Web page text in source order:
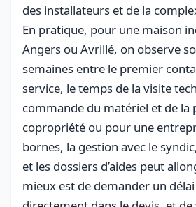
des installateurs et de la
En pratique, pour une maison
Angers ou Avrillé, on observe
semaines entre le premier
service, le temps de la visite
commande du matériel et de la
copropriété ou pour une
bornes, la gestion avec le
et les dossiers d’aides peut
mieux est de demander un